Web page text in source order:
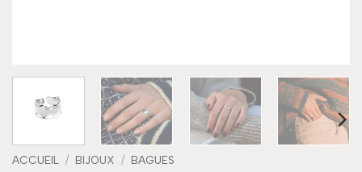
ACCUEIL / BIJOUX / BAGUES